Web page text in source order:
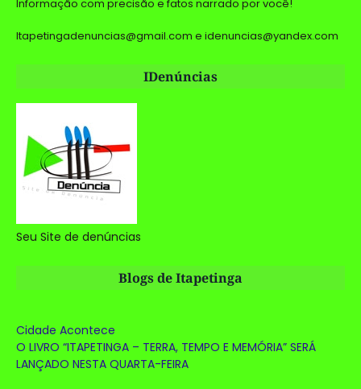
Informação com precisão e fatos narrado por você!
Itapetingadenuncias@gmail.com e idenuncias@yandex.com
IDenúncias
Seu Site de denúncias
Blogs de Itapetinga
Cidade Acontece
O LIVRO “ITAPETINGA – TERRA, TEMPO E MEMÓRIA” SERÁ
LANÇADO NESTA QUARTA-FEIRA